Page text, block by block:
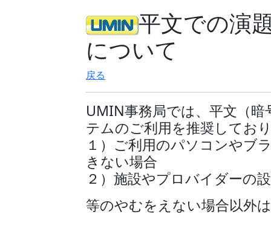
平文での演
について
戻る
UMIN事務局では、平文（
テムのご利用を推奨してお
１）ご利用のパソコンやブ
きない場合
２）施設やプロバイダーの
等のやむをえない場合以外